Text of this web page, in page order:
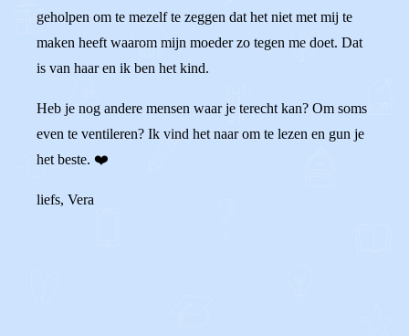
geholpen om te mezelf te zeggen dat het niet met mij te
maken heeft waarom mijn moeder zo tegen me doet. Dat
is van haar en ik ben het kind.
Heb je nog andere mensen waar je terecht kan? Om soms
even te ventileren? Ik vind het naar om te lezen en gun je
het beste. ❤️
liefs, Vera